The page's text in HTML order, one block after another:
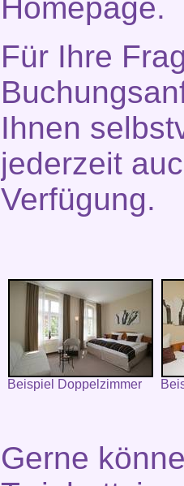
Homepage.
Für Ihre
Ihnen
jederzeit
Verfügung.
Beispiel Doppelzimmer
Gerne